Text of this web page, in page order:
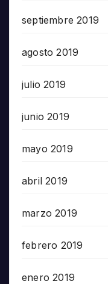
septiembre 2019
agosto 2019
julio 2019
junio 2019
mayo 2019
abril 2019
marzo 2019
febrero 2019
enero 2019